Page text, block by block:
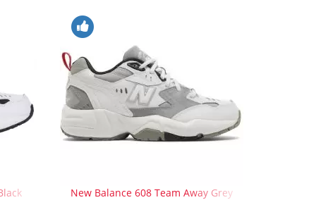
New Balance 608 Team Away Grey